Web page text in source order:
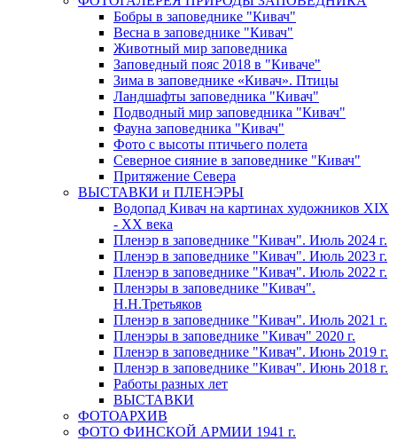
Бобры в заповеднике "Кивач"
Весна в заповеднике "Кивач"
Животный мир заповедника
Заповедный пояс 2018 в "Киваче"
Зима в заповеднике «Кивач». Птицы
Ландшафты заповедника "Кивач"
Подводный мир заповедника "Кивач"
Фауна заповедника "Кивач"
Фото с высоты птичьего полета
Северное сияние в заповеднике "Кивач"
Притяжение Севера
ВЫСТАВКИ и ПЛЕНЭРЫ
Водопад Кивач на картинах художников XIX
- XX века
Пленэр в заповеднике "Кивач". Июль 2024 г.
Пленэр в заповеднике "Кивач". Июль 2023 г.
Пленэр в заповеднике "Кивач". Июль 2022 г.
Пленэры в заповеднике "Кивач".
Н.Н.Третьяков
Пленэр в заповеднике "Кивач". Июль 2021 г.
Пленэры в заповеднике "Кивач" 2020 г.
Пленэр в заповеднике "Кивач". Июнь 2019 г.
Пленэр в заповеднике "Кивач". Июнь 2018 г.
Работы разных лет
ВЫСТАВКИ
ФОТОАРХИВ
ФОТО ФИНСКОЙ АРМИИ 1941 г.